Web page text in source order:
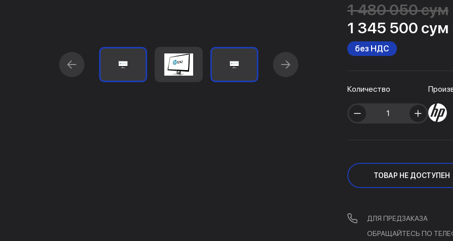
1 480 050 сум
1 345 500 сум
без НДС
Количество
ТОВАР НЕ ДОСТУПЕН
ДЛЯ ПРЕДЗАКАЗА
ОБРАЩАЙТЕСЬ ПО